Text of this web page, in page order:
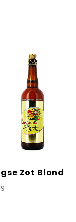
Zot Blond